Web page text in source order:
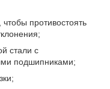
противостоять
стали с
подшипниками;